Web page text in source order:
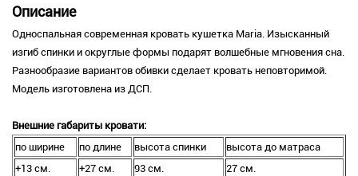
Описание
Односпальная современная кровать кушетка Maria. Изысканный
изгиб спинки и округлые формы подарят волшебные мгновения сна.
Разнообразие вариантов обивки сделает кровать неповторимой.
Модель изготовлена из ДСП.
Внешние габариты кровати:
по ширине
по длине высота спинки
высота до матраса
+13 см.
+27 см. 93 см. 27 см.